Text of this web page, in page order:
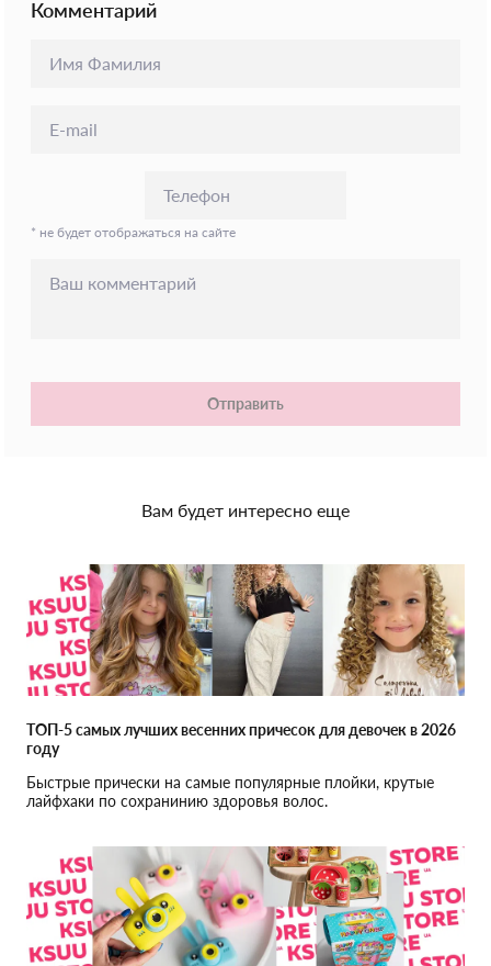
Комментарий
* не будет отображаться на сайте
Отправить
Вам будет интересно еще
ТОП-5 самых лучших весенних причесок для девочек в 2026
году
Быстрые прически на самые популярные плойки, крутые
лайфхаки по сохранинию здоровья волос.